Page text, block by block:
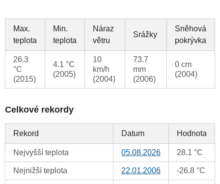
Max.
teplota
Min.
teplota
Náraz
větru
Srážky
Sněhová
pokrývka
26.3
°C
(2015)
4.1 °C
(2005)
10
km/h
(2004)
73.7
mm
(2006)
0 cm
(2004)
Celkové rekordy
Rekord Datum Hodnota
Nejvyšší teplota 05.08.2026 28.1 °C
Nejnižší teplota 22.01.2006 -26.8 °C